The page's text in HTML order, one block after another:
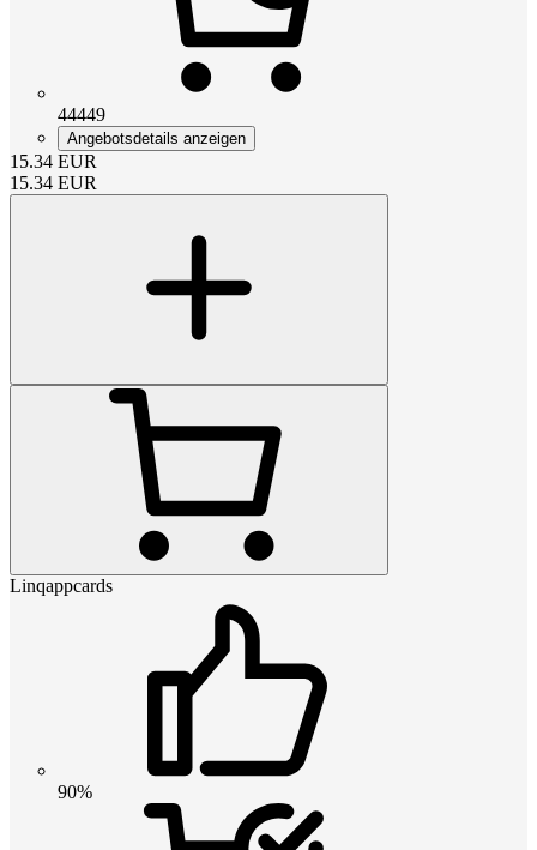
44449
Angebotsdetails anzeigen
15.34 EUR
15.34 EUR
Linqappcards
90%